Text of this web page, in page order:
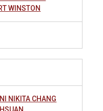
WINSTON
NIKITA CHANG